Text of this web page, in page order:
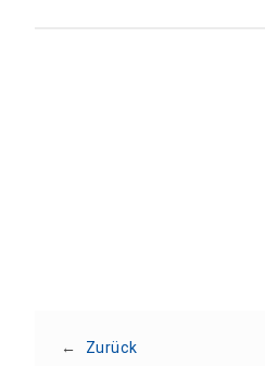
← Zurück